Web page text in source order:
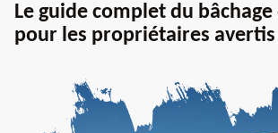
Le guide complet du
pour les propriétaires avertis